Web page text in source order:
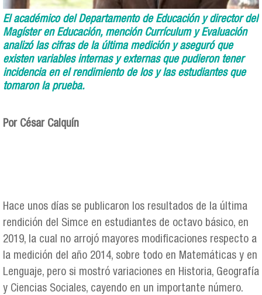
El académico del Departamento de Educación y director del
Magíster en Educación, mención Currículum y Evaluación
analizó las cifras de la última medición y aseguró que
existen variables internas y externas que pudieron tener
incidencia en el rendimiento de los y las estudiantes que
tomaron la prueba.
Por César Calquín
Hace unos días se publicaron los resultados de la última
rendición del Simce en estudiantes de octavo básico, en
2019, la cual no arrojó mayores modificaciones respecto a
la medición del año 2014, sobre todo en Matemáticas y en
Lenguaje, pero si mostró variaciones en Historia, Geografía
y Ciencias Sociales, cayendo en un importante número.